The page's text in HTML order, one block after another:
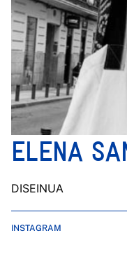
ELENA
DISEINUA
INSTAGRAM